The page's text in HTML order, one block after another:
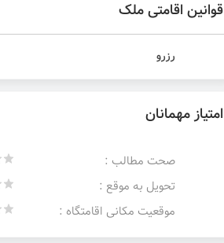
قوانین اقامتی ملک
رزرو
امتیاز مهمانان
صحت مطالب :
تحویل به موقع :
موقعیت مکانی اقامتگاه :